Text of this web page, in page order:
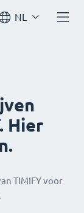
NL
Hier
TIMIFY voor